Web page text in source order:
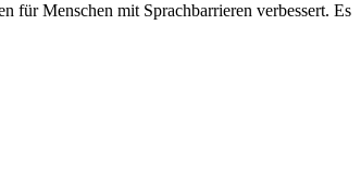
Menschen mit Sprachbarrieren verbessert. Es